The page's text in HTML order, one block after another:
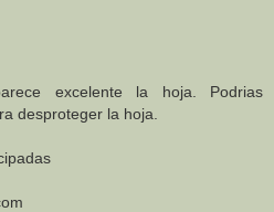
excelente la hoja. Podrias
desproteger la hoja.